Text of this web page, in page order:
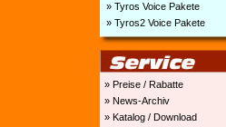
» Tyros Voice Pakete
» Tyros2 Voice Pakete
» Preise / Rabatte
» News-Archiv
» Katalog / Download